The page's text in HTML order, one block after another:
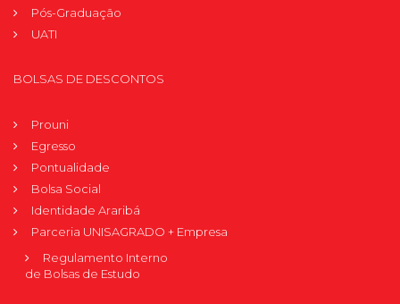
Pós-Graduação
UATI
BOLSAS DE DESCONTOS
Prouni
Egresso
Pontualidade
Bolsa Social
Identidade Araribá
Parceria UNISAGRADO + Empresa
Regulamento Interno
de Bolsas de Estudo